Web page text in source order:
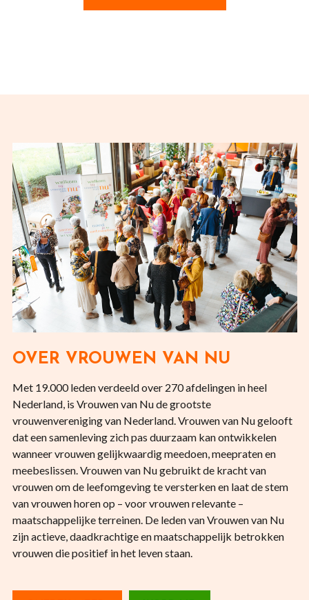
OVER VROUWEN VAN NU
Met 19.000 leden verdeeld over 270 afdelingen in heel
Nederland, is Vrouwen van Nu de grootste
vrouwenvereniging van Nederland. Vrouwen van Nu gelooft
dat een samenleving zich pas duurzaam kan ontwikkelen
wanneer vrouwen gelijkwaardig meedoen, meepraten en
meebeslissen. Vrouwen van Nu gebruikt de kracht van
vrouwen om de leefomgeving te versterken en laat de stem
van vrouwen horen op – voor vrouwen relevante –
maatschappelijke terreinen. De leden van Vrouwen van Nu
zijn actieve, daadkrachtige en maatschappelijk betrokken
vrouwen die positief in het leven staan.